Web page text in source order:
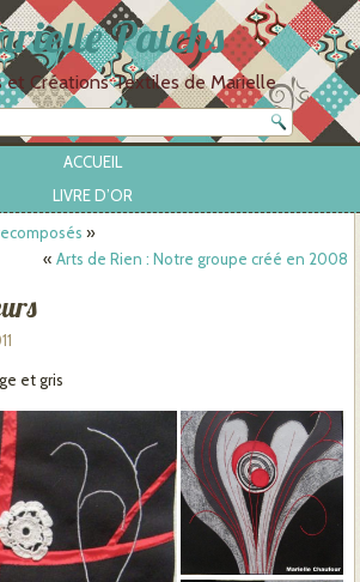
Patchs
et Créations Textiles de Marielle
ACCUEIL
LIVRE D’OR
»
« Arts de Rien : Notre groupe créé en 2008
et gris